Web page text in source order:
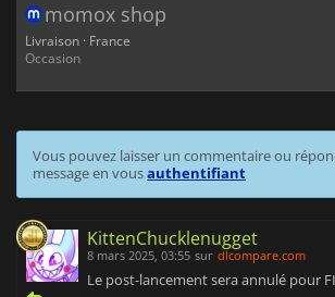
momox shop
Livraison · France
Occasion
Vous pouvez laisser un commentaire ou
message en vousauthentifiant
KittenChucklenugget
8 mars 2025, 03:55 sur dlcompare.com
Le post-lancement sera annulé pour